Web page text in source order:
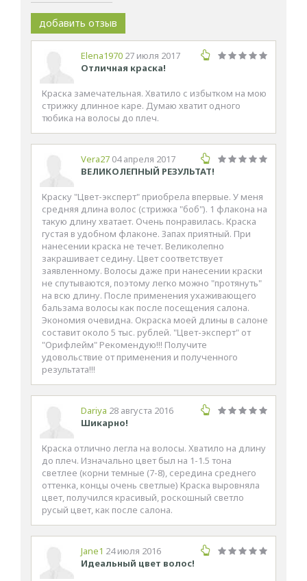
добавить отзыв
Elena1970 27 июля 2017
Отличная краска!
Краска замечательная. Хватило с избытком на мою
стрижку длинное каре. Думаю хватит одного
тюбика на волосы до плеч.
Vera27 04 апреля 2017
ВЕЛИКОЛЕПНЫЙ РЕЗУЛЬТАТ!
Краску "Цвет-эксперт" приобрела впервые. У меня
средняя длина волос (стрижка "боб"). 1 флакона на
такую длину хватает. Очень понравилась. Краска
густая в удобном флаконе. Запах приятный. При
нанесении краска не течет. Великолепно
закрашивает седину. Цвет соответствует
заявленному. Волосы даже при нанесении краски
не спутываются, поэтому легко можно "протянуть"
на всю длину. После применения ухаживающего
бальзама волосы как после посещения салона.
Экономия очевидна. Окраска моей длины в салоне
составит около 5 тыс. рублей. "Цвет-эксперт" от
"Орифлейм" Рекомендую!!! Получите
удовольствие от применения и полученного
результата!!!
Dariya 28 августа 2016
Шикарно!
Краска отлично легла на волосы. Хватило на длину
до плеч. Изначально цвет был на 1-1.5 тона
светлее (корни темные (7-8), середина среднего
оттенка, концы очень светлые) Краска выровняла
цвет, получился красивый, роскошный светло
русый цвет, как после салона.
Jane1 24 июля 2016
Идеальный цвет волос!